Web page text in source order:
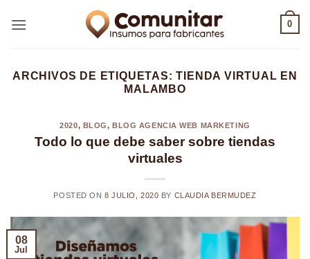
0
ARCHIVOS DE ETIQUETAS:TIENDA VIRTUAL EN
MALAMBO
2020, BLOG,BLOG AGENCIA WEB MARKETING
Todo lo que debe saber sobre tiendas
virtuales
POSTED ON8 JULIO, 2020 BY CLAUDIA BERMUDEZ
08
Jul